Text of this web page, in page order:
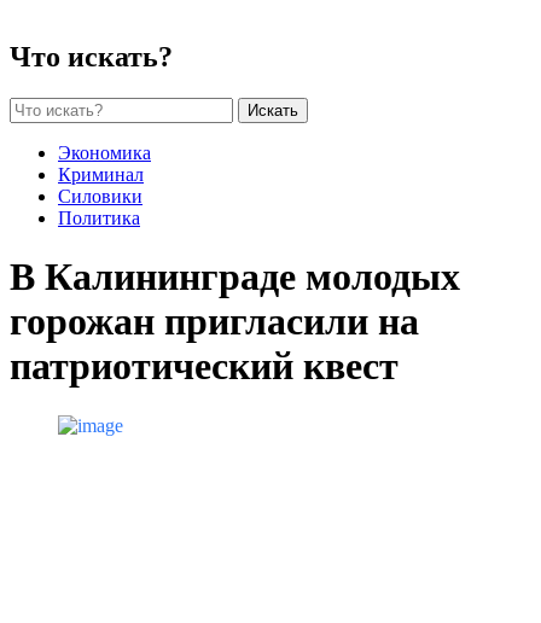
Что искать?
Искать
Экономика
Криминал
Силовики
Политика
В Калининграде молодых
горожан пригласили на
патриотический квест